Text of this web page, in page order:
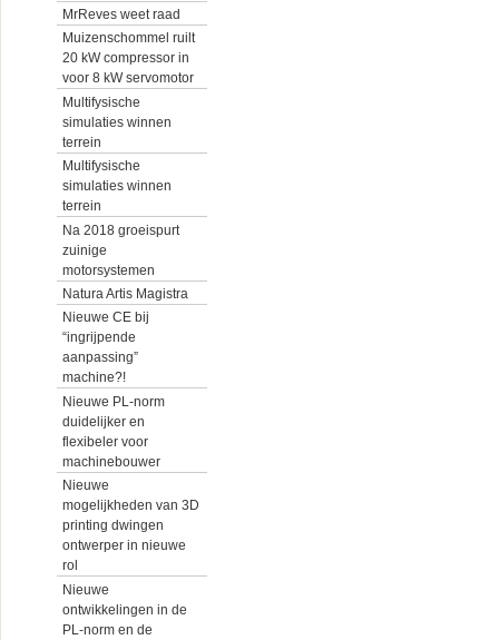
MrReves weet raad
Muizenschommel ruilt
20 kW compressor in
voor 8 kW servomotor
Multifysische
simulaties winnen
terrein
Multifysische
simulaties winnen
terrein
Na 2018 groeispurt
zuinige
motorsystemen
Natura Artis Magistra
Nieuwe CE bij
“ingrijpende
aanpassing”
machine?!
Nieuwe PL-norm
duidelijker en
flexibeler voor
machinebouwer
Nieuwe
mogelijkheden van 3D
printing dwingen
ontwerper in nieuwe
rol
Nieuwe
ontwikkelingen in de
PL-norm en de